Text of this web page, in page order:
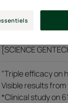
chute (86H2C +
France – de 2003
[SCIENCE
"Triple efficacy on
Visible results
*Clinical study on